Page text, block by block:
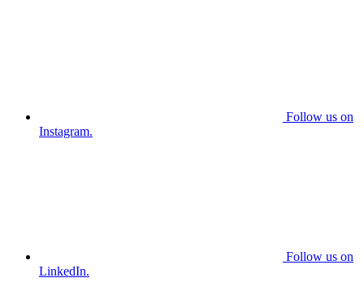
Follow us on
Instagram.
Follow us on
LinkedIn.